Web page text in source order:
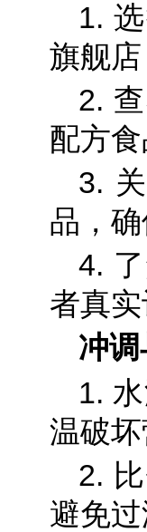
1.
旗舰
2.
配方
3.
品，
4.
者真
冲
1.
温破
2.
避免